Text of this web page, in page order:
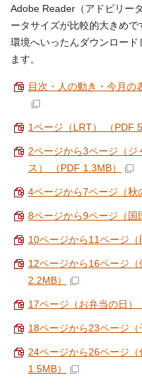
Adobe Reader（アドビリー
ータサイズが比較的大きめ
環境へいったんダウンロー
ます。
目次・人の動き・今月の
1ページ（LRT） （PDF
2ページから3ページ（ジ
ス） （PDF 1.3MB）
4ページから7ページ（秋
8ページから9ページ（国
10ページから11ページ（
12ページから16ページ
2.2MB）
17ページ（お弁当の日）
18ページから23ページ（
24ページから26ページ
1.5MB）